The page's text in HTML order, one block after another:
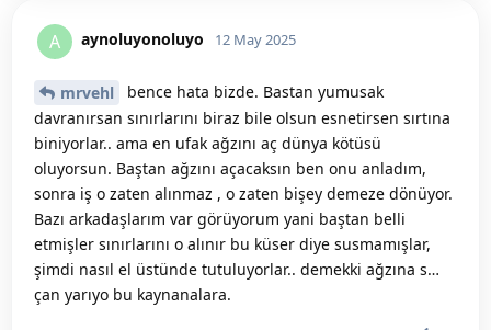
A aynoluyonoluyo 12 May 2025
mrvehl
bence hata bizde. Bastan yumusak
davranırsan sınırlarını biraz bile olsun esnetirsen sırtına
biniyorlar.. ama en ufak ağzını aç dünya kötüsü
oluyorsun. Baştan ağzını açacaksın ben onu anladım,
sonra iş o zaten alınmaz , o zaten bişey demeze dönüyor.
Bazı arkadaşlarım var görüyorum yani baştan belli
etmişler sınırlarını o alınır bu küser diye susmamışlar,
şimdi nasıl el üstünde tutuluyorlar.. demekki ağzına s…
çan yarıyo bu kaynanalara.